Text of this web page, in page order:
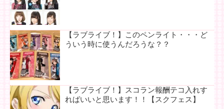
【ラブライブ！】このペンライト・・・ど
ういう時に使うんだろうな？？
【ラブライブ！】スコラン報酬テコ入れす
ればいいと思います！！【スクフェス】